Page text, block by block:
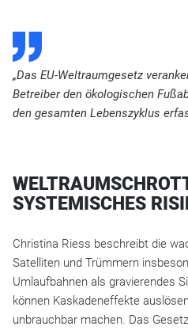
D
„Das EU-Weltraumgesetz
Betreiber den ökologischen
den gesamten Lebenszyklus
SYSTEMISCHES
Christina Riess beschreibt die
Satelliten und Trümmern
Umlaufbahnen als gravierendes
können Kaskadeneffekte
unbrauchbar machen. Das